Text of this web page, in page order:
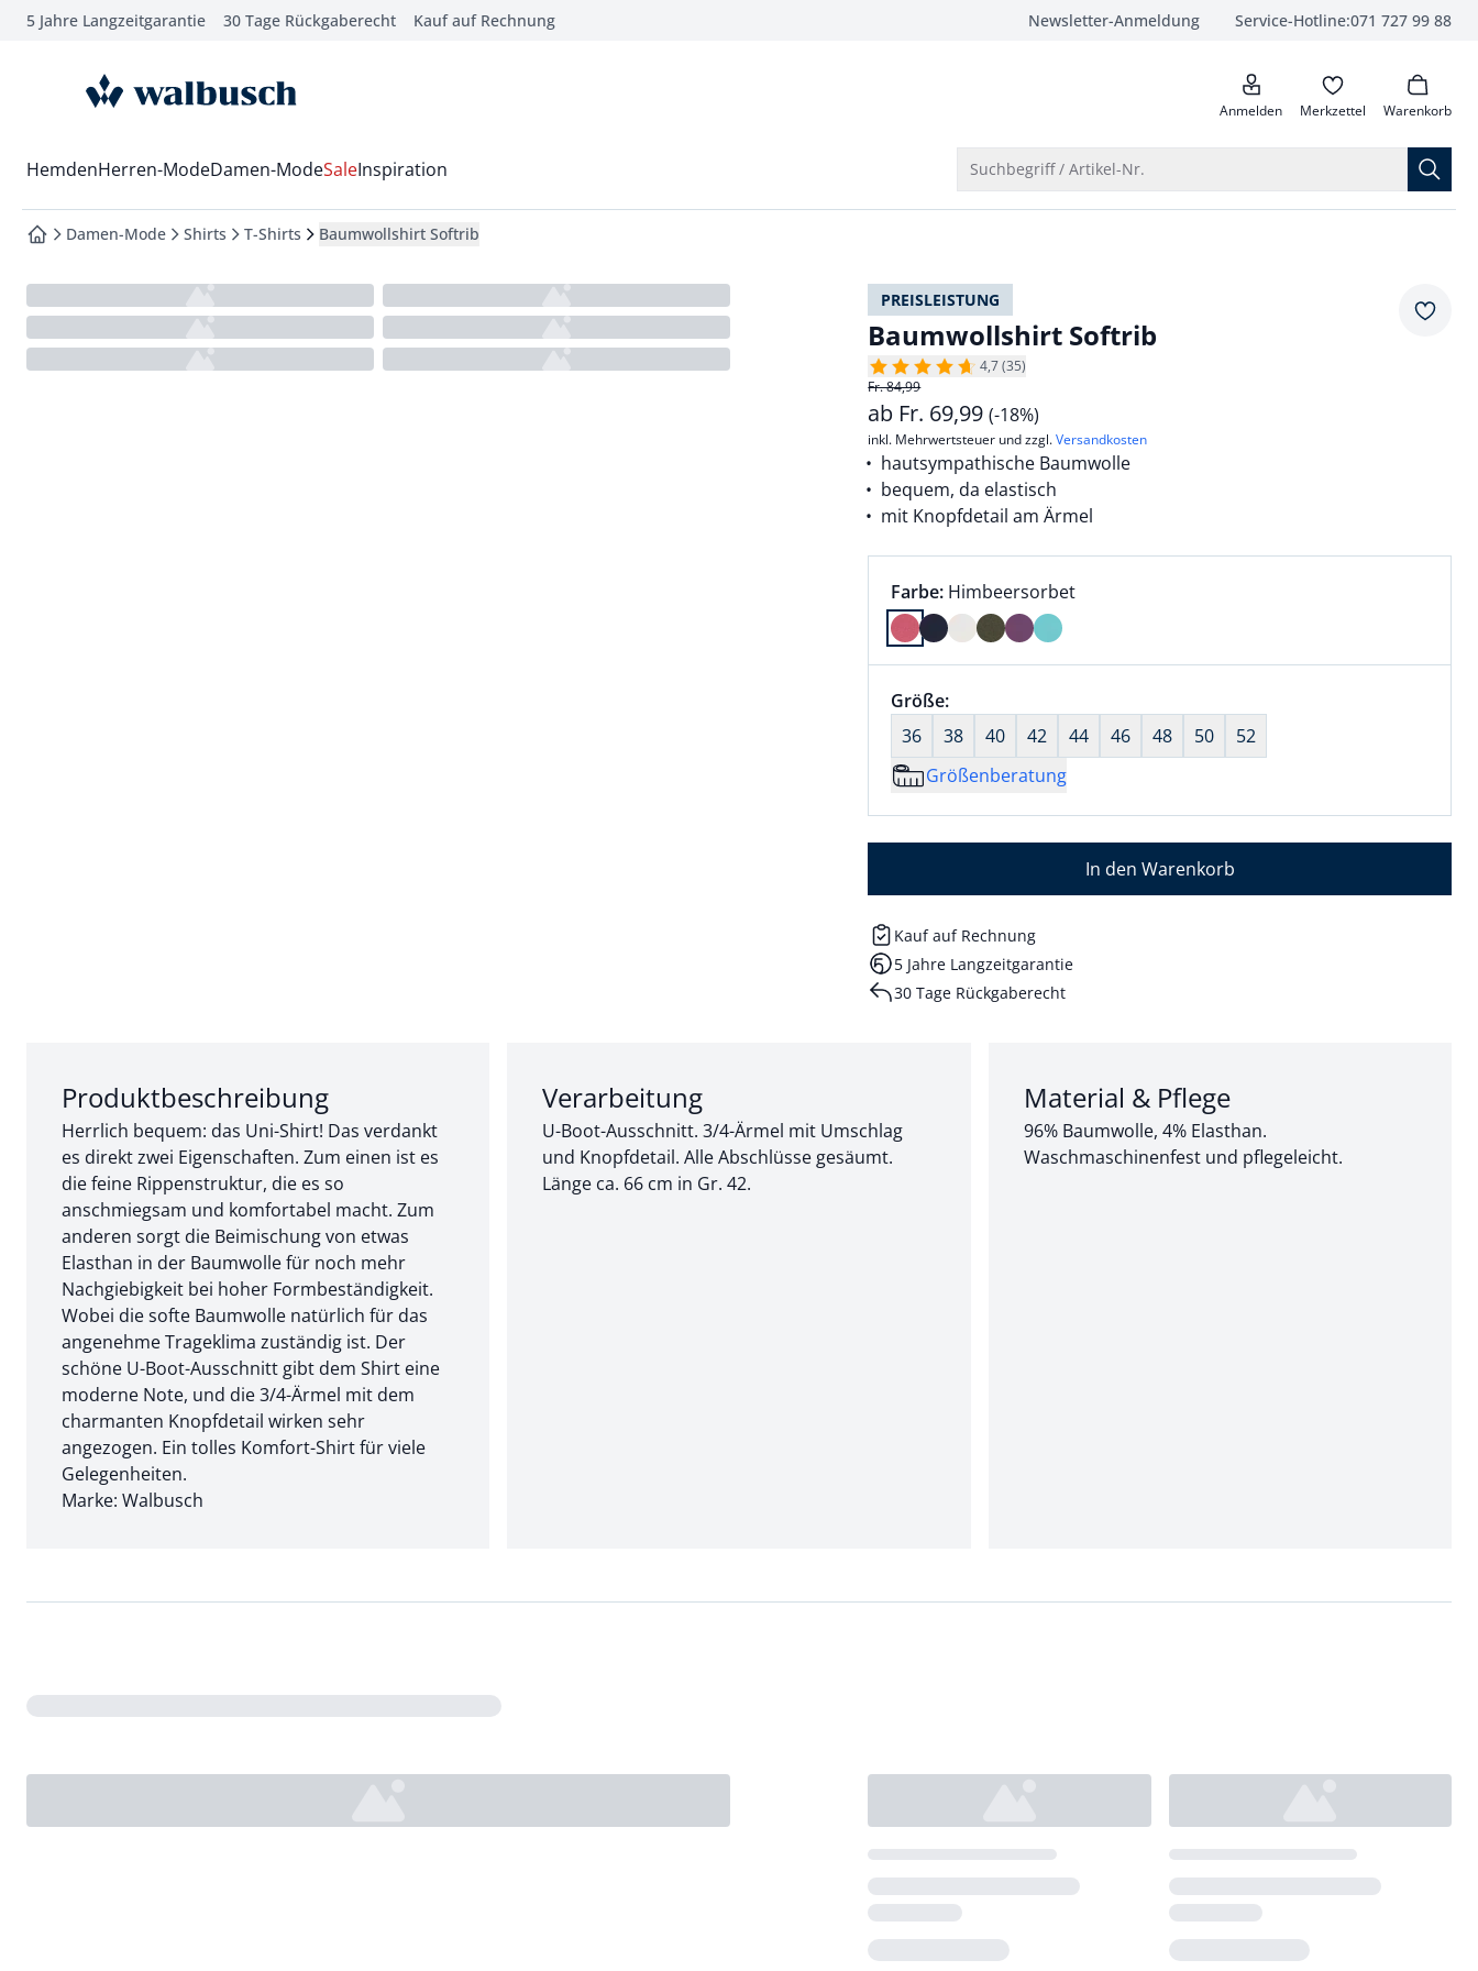
springen
springen
springen
5 Jahre Langzeitgarantie 30 Tage Rückgaberecht Kauf auf Rechnung Newsletter-Anmeldung Service-Hotline:071 727 99 88
anrufen
zur Startseite Anmelden Merkzettel Warenkorb
Wechsel in das Menü mit Pfeil-Runter Taste
HemdenHerren-ModeDamen-ModeSaleInspiration Suchbegriff / Artikel-Nr.
zur Startseite
Damen-Mode Shirts T-Shirts Baumwollshirt Softrib
PREISLEISTUNG
Baumwollshirt Softrib
4,7 (35)
Fr. 84,99
ab Fr. 69,99(-18%)
inkl. Mehrwertsteuer und zzgl.Versandkosten
hautsympathische Baumwolle
bequem, da elastisch
mit Knopfdetail am Ärmel
Farbauswahl:
Farbe: aktuell ausgewählt:
Himbeersorbet
Farbe Himbeersorbet ausgewählt
Größenauswahl:
Größe:nichts ausgewählt
36
38 40 42 44 46 48 50
52
Größenberatung
In den Warenkorb
Kauf auf Rechnung
5 Jahre Langzeitgarantie
30 Tage Rückgaberecht
Abschnitt 1 von 3:
Produktbeschreibung
Herrlich bequem: das Uni-Shirt! Das verdankt
es direkt zwei Eigenschaften. Zum einen ist es
die feine Rippenstruktur, die es so
anschmiegsam und komfortabel macht. Zum
anderen sorgt die Beimischung von etwas
Elasthan in der Baumwolle für noch mehr
Nachgiebigkeit bei hoher Formbeständigkeit.
Wobei die softe Baumwolle natürlich für das
angenehme Trageklima zuständig ist. Der
schöne U-Boot-Ausschnitt gibt dem Shirt eine
moderne Note, und die 3/4-Ärmel mit dem
charmanten Knopfdetail wirken sehr
angezogen. Ein tolles Komfort-Shirt für viele
Gelegenheiten.
Marke: Walbusch
Abschnitt 2 von 3:
Verarbeitung
U-Boot-Ausschnitt. 3/4-Ärmel mit Umschlag
und Knopfdetail. Alle Abschlüsse gesäumt.
Länge ca. 66 cm in Gr. 42.
Abschnitt 3 von 3:
Material & Pflege
96% Baumwolle, 4% Elasthan.
Waschmaschinenfest und pflegeleicht.